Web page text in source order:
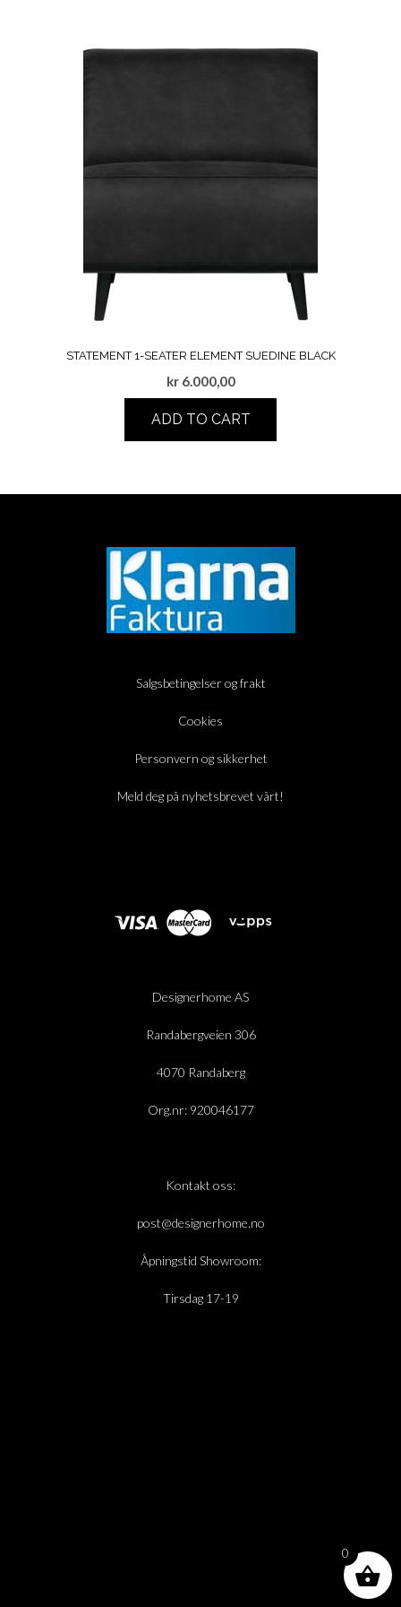
STATEMENT 1-SEATER ELEMENT SUEDINE BLACK
kr6.000,00
ADD TO CART
Salgsbetingelser og frakt
Cookies
Personvern og sikkerhet
Meld deg på nyhetsbrevet vårt!
Designerhome AS
Randabergveien 306
4070 Randaberg
Org.nr: 920046177
Kontakt oss:
post@designerhome.no
Åpningstid Showroom:
Tirsdag 17-19
0